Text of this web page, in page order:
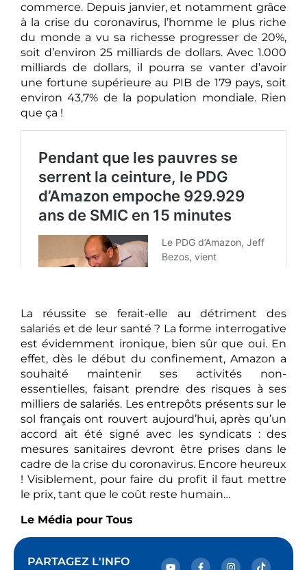
commerce. Depuis janvier, et notamment grâce
à la crise du coronavirus, l’homme le plus riche
du monde a vu sa richesse progresser de 20%,
soit d’environ 25 milliards de dollars. Avec 1.000
milliards de dollars, il pourra se vanter d’avoir
une fortune supérieure au PIB de 179 pays, soit
environ 43,7% de la population mondiale. Rien
que ça !
La réussite se ferait-elle au détriment des
salariés et de leur santé ? La forme interrogative
est évidemment ironique, bien sûr que oui. En
effet, dès le début du confinement, Amazon a
souhaité maintenir ses activités non-
essentielles, faisant prendre des risques à ses
milliers de salariés. Les entrepôts présents sur le
sol français ont rouvert aujourd’hui, après qu’un
accord ait été signé avec les syndicats : des
mesures sanitaires devront être prises dans le
cadre de la crise du coronavirus. Encore heureux
! Visiblement, pour faire du profit il faut mettre
le prix, tant que le coût reste humain…
Le Média pour Tous
PARTAGEZ L'INFO